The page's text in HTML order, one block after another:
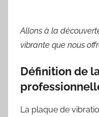
Allons à la
vibrante que nous
Définition de
La plaque de